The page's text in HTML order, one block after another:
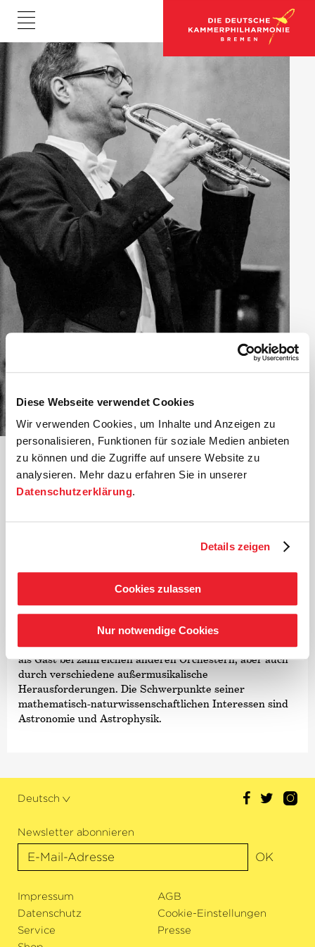
Diese Webseite verwendet Cookies
Wir verwenden Cookies, um Inhalte und Anzeigen zu
personalisieren, Funktionen für soziale Medien anbieten
zu können und die Zugriffe auf unsere Website zu
analysieren. Mehr dazu erfahren Sie in unserer
Datenschutzerklärung.
Details zeigen
Cookies zulassen
Nur notwendige Cookies
©
Bernhard Ostertag
Trompete
Aus Heidelberg stammend blieb Bernhard Ostertag auch
für sein Studium an der Musikhochschule Freiburg in
Baden-Württemberg. Meisterkurse besuchte er bei
international führenden Vertretern ihres Fachs wie
David Hickman, Thierry Caens und Håkan
Philharmonie und im Schleswig-Holstein Musik Festival
Nach mehreren Jahren als regelmäßiger Gast ist
Bernhard Ostertag seit 2002 festes Mitglied der
Deutschen Kammer­philharmonie Bremen.
Generell blickt er gerne über den Tellerrand: musikalisch
als Gast bei zahlreichen anderen Orchestern, aber auch
durch verschiedene außermusikalische
Herausforderungen. Die Schwerpunkte seiner
mathematisch-naturwissenschaftlichen Interessen sind
Astronomie und Astrophysik.
Deutsch
Newsletter abonnieren
OK
Impressum
AGB
Datenschutz
Cookie-Einstellungen
Service
Presse